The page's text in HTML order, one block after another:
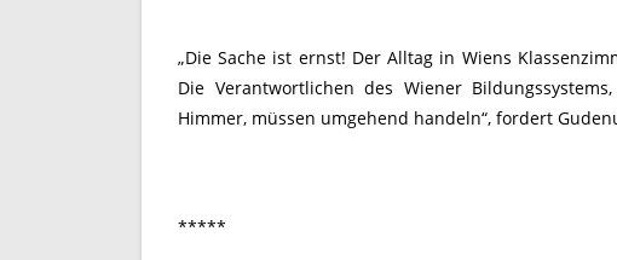
„Die Sache ist ernst! Der Alltag in Wiens
Die Verantwortlichen des Wiener
Himmer, müssen umgehend handeln“, fordert
*****